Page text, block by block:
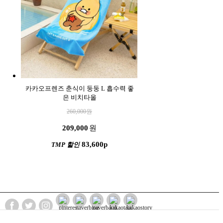
카카오프렌즈 춘식이 둥둥 L 흡수력 좋
은 비치타올
260,000원
209,000 원
TMP 할인83,600p